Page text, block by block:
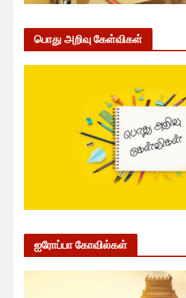
பொது அறிவு கேள்விகள்
ஐரோப்பா கோவில்கள்